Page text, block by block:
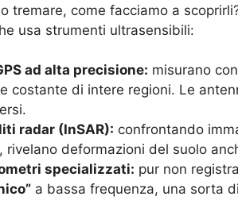
tremare, come facciamo a
usa strumenti ultrasensibili:
ad alta precisione: misurano
costante di intere regioni. Le
radar (InSAR): confrontando
rivelano deformazioni del suolo
specializzati: pur non
a bassa frequenza, una sorta